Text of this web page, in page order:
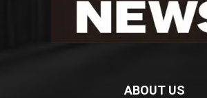
ABOUT US